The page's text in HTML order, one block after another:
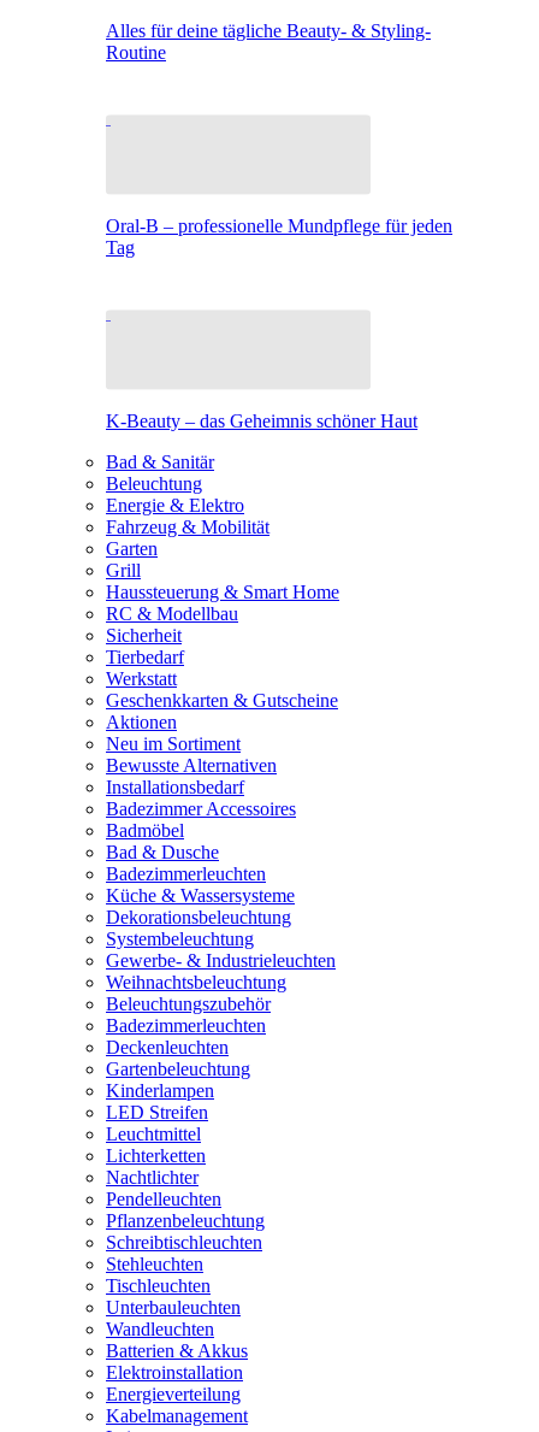
Alles für deine tägliche Beauty- & Styling-
Routine
Oral-B – professionelle Mundpflege für jeden
Tag
K-Beauty – das Geheimnis schöner Haut
Bad & Sanitär
Beleuchtung
Energie & Elektro
Fahrzeug & Mobilität
Garten
Grill
Haussteuerung & Smart Home
RC & Modellbau
Sicherheit
Tierbedarf
Werkstatt
Geschenkkarten & Gutscheine
Aktionen
Neu im Sortiment
Bewusste Alternativen
Installationsbedarf
Badezimmer Accessoires
Badmöbel
Bad & Dusche
Badezimmerleuchten
Küche & Wassersysteme
Dekorationsbeleuchtung
Systembeleuchtung
Gewerbe- & Industrieleuchten
Weihnachtsbeleuchtung
Beleuchtungszubehör
Badezimmerleuchten
Deckenleuchten
Gartenbeleuchtung
Kinderlampen
LED Streifen
Leuchtmittel
Lichterketten
Nachtlichter
Pendelleuchten
Pflanzenbeleuchtung
Schreibtischleuchten
Stehleuchten
Tischleuchten
Unterbauleuchten
Wandleuchten
Batterien & Akkus
Elektroinstallation
Energieverteilung
Kabelmanagement